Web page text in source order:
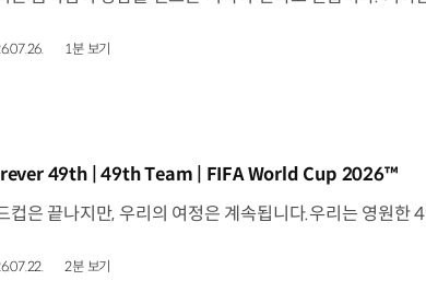
1분 보기
상] 49th | 49th Team | FIFA World Cup 2026™
2분 보기